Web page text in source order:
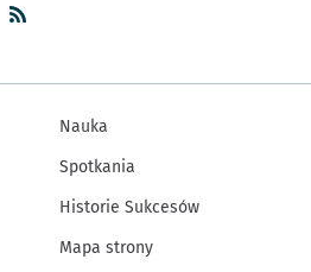
Nauka
Spotkania
Historie Sukcesów
Mapa strony